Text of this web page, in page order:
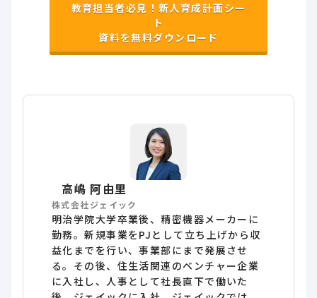
教育担当者必見！新人育成計画シー
ト
資料を無料ダウンロード
高嶋 阿由里
株式会社ジェイック
明治学院大学卒業後、精密機器メーカーに
勤務。新規事業をPJとして立ち上げから収
益化までを行い、事業部にまで発展させ
る。その後、住生活関連のベンチャー企業
に入社し、人事として社長直下で働いた